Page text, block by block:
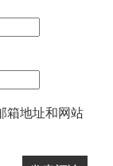
箱地址和网站